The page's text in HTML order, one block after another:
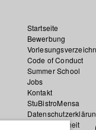
Startseite
Bewerbung
Code of Conduct
Summer School
Jobs
Kontakt
StuBistroMensa
Datensicherheit